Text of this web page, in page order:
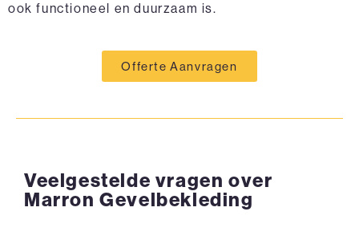
ook functioneel en duurzaam is.
Offerte Aanvragen
Veelgestelde vragen over
Marron Gevelbekleding